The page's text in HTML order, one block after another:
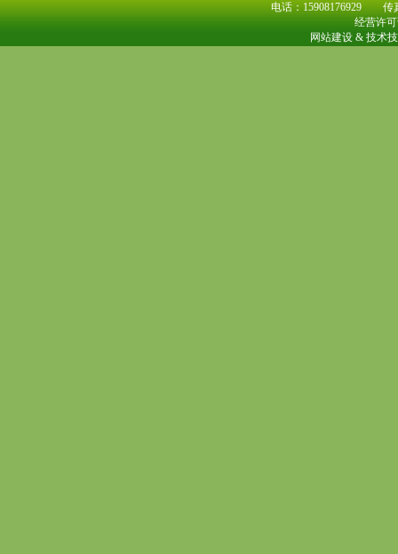
电话：15908176929
传
经营许
网站建设 & 技术